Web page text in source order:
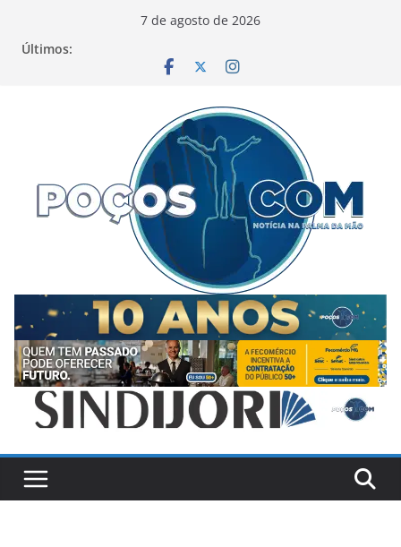
7 de agosto de 2026
Últimos: